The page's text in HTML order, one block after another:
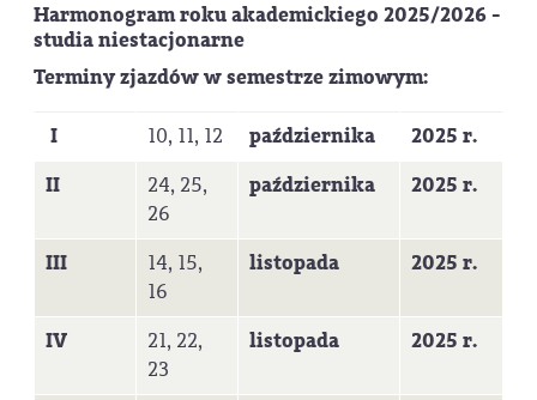
Harmonogram roku akademickiego 2025/2026 -
studia niestacjonarne
Terminy zjazdów w semestrze zimowym:
I 10, 11, 12 października
2025 r.
II
24, 25,
26
października 2025 r.
III
14, 15,
16
listopada 2025 r.
IV
21, 22,
23
listopada 2025 r.